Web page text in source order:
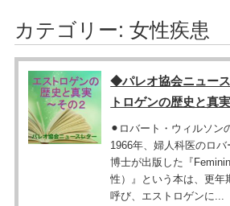
カテゴリー: 女性疾患
◆パレオ協会ニュー
トロゲンの歴史と真
⚫︎ロバート・ウィルソン
1966年、婦人科医のロ
博士が出版した『
性）』という本は、更年
呼び、エストロゲンに...